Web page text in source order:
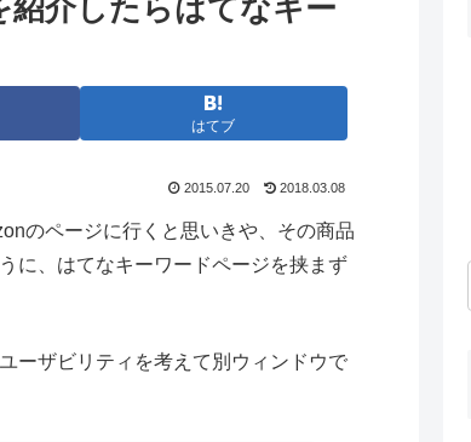
介したらはてなキー
はてブ
2015.07.20 2018.03.08
のページに行くと思いきや、その商品
に、はてなキーワードページを挟まず
ーザビリティを考えて別ウィンドウで